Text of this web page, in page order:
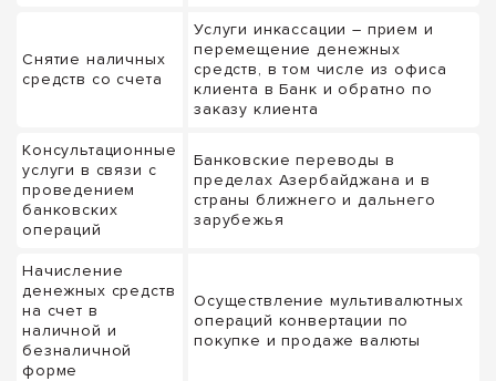
Снятие наличных
средств со счета
Услуги инкассации – прием и
перемещение денежных
средств, в том числе из офиса
клиента в Банк и обратно по
заказу клиента
Консультационные
услуги в связи с
проведением
банковских
операций
Банковские переводы в
пределах Азербайджана и в
страны ближнего и дальнего
зарубежья
Начисление
денежных средств
на счет в
наличной и
безналичной
форме
Осуществление мультивалютных
операций конвертации по
покупке и продаже валюты